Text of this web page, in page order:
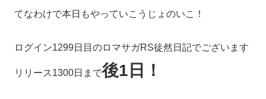
てなわけで本日もやっていこうじょのいこ！
ログイン1299日目のロマサガRS徒然日記でございます
リリース1300日まで後1日！